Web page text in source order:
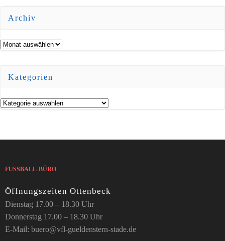
Archiv
Archiv
Kategorien
Kategorien
FUSSBALL-BÜRO
Öffnungszeiten Ottenbeck
Dienstag 17.00 – 18.30 Uhr
Donnerstag 17.00 – 18.30 Uhr
E-Mail: buero@vfl-gueldenstern-stade.de